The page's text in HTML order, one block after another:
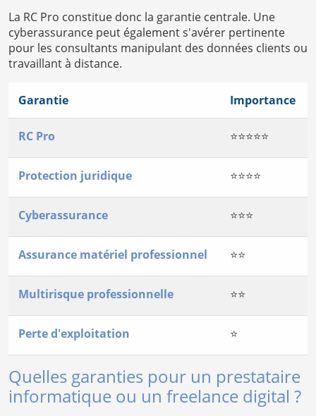
La RC Pro constitue donc la garantie centrale. Une
cyberassurance peut également s'avérer pertinente
pour les consultants manipulant des données clients ou
travaillant à distance.
Garantie Importance
RC Pro ⭐⭐⭐⭐⭐
Protection juridique ⭐⭐⭐⭐
Cyberassurance ⭐⭐⭐
Assurance matériel professionnel ⭐⭐
Multirisque professionnelle ⭐⭐
Perte d'exploitation ⭐
Quelles garanties pour un prestataire
informatique ou un freelance digital ?